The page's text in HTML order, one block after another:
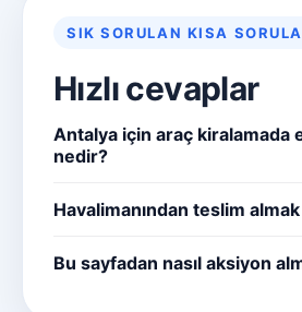
SIK SORULAN KISA
Hızlı cevaplar
Antalya için araç kiralamada
nedir?
Havalimanından teslim almak
Bu sayfadan nasıl aksiyon